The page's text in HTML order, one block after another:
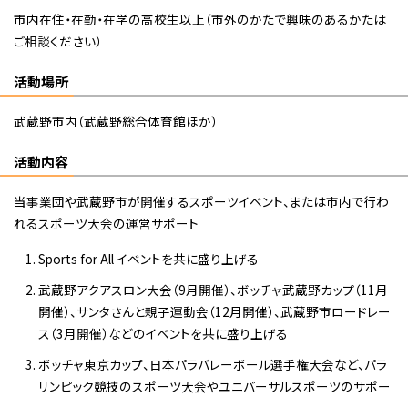
市内在住・在勤・在学の高校生以上（市外のかたで興味のあるかたは
ご相談ください）
活動場所
武蔵野市内（武蔵野総合体育館ほか）
活動内容
当事業団や武蔵野市が開催するスポーツイベント、または市内で行わ
れるスポーツ大会の運営サポート
Sports for All イベントを共に盛り上げる
武蔵野アクアスロン大会（9月開催）、ボッチャ武蔵野カップ（11月
開催）、サンタさんと親子運動会（12月開催）、武蔵野市ロードレー
ス（3月開催）などのイベントを共に盛り上げる
ボッチャ東京カップ、日本パラバレーボール選手権大会など、パラ
リンピック競技のスポーツ大会やユニバーサルスポーツのサポー